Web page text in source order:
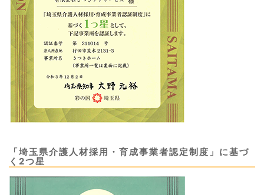
「埼玉県介護人材採用・育成事業者認定制度」に基づ
く2つ星